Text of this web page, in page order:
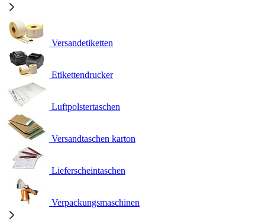
Versandetiketten
Etikettendrucker
Luftpolstertaschen
Versandtaschen karton
Lieferscheintaschen
Verpackungsmaschinen